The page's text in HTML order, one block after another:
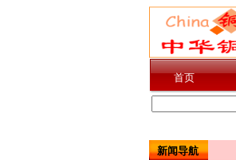
新闻导航